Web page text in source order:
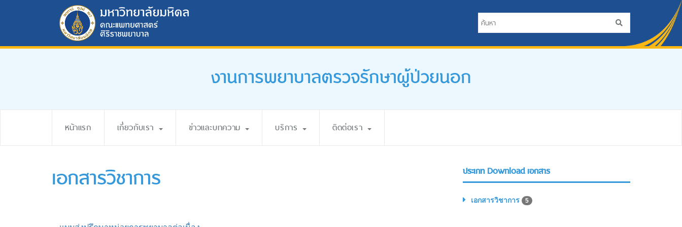
งานการพยาบาลตรวจรักษาผู้ป่วยนอก
หน้าแรก เกี่ยวกับเรา ข่าวและบทความ บริการ ติดต่อเรา
เอกสารวิชาการ ประเภท Download เอกสาร
เอกสารวิชาการ 5